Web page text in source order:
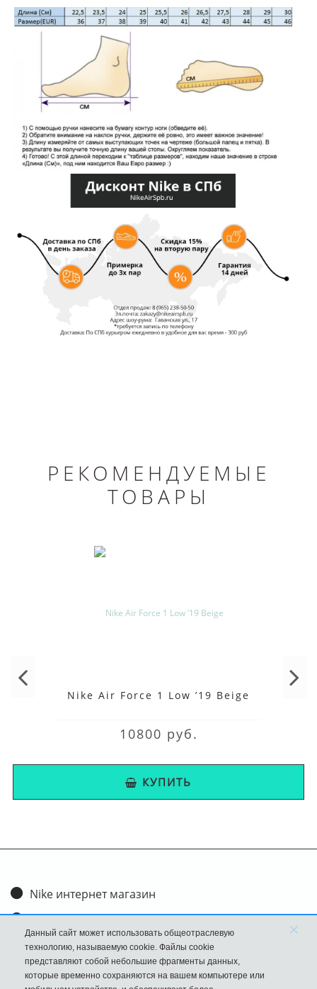
РЕКОМЕНДУЕМЫЕ
ТОВАРЫ
Nike Air Force 1 Low ’19 Beige
10800 руб.
КУПИТЬ
Nike интернет магазин
Доставка и оплата
Обмен и возврат
Размеры
Данный сайт может использовать общеотраслевую
технологию, называемую cookie. Файлы cookie
представляют собой небольшие фрагменты данных,
которые временно сохраняются на вашем компьютере или
×